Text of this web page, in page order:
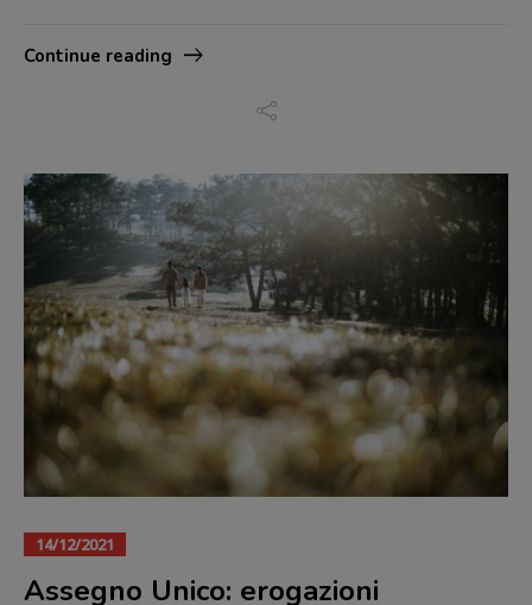
Continue reading
14/12/2021
Assegno Unico: erogazioni